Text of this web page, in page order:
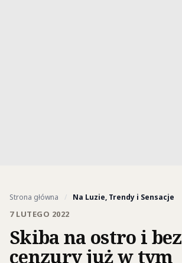
Strona główna / Na Luzie, Trendy i Sensacje
7 LUTEGO 2022
Skiba na ostro i bez
cenzury już w tym